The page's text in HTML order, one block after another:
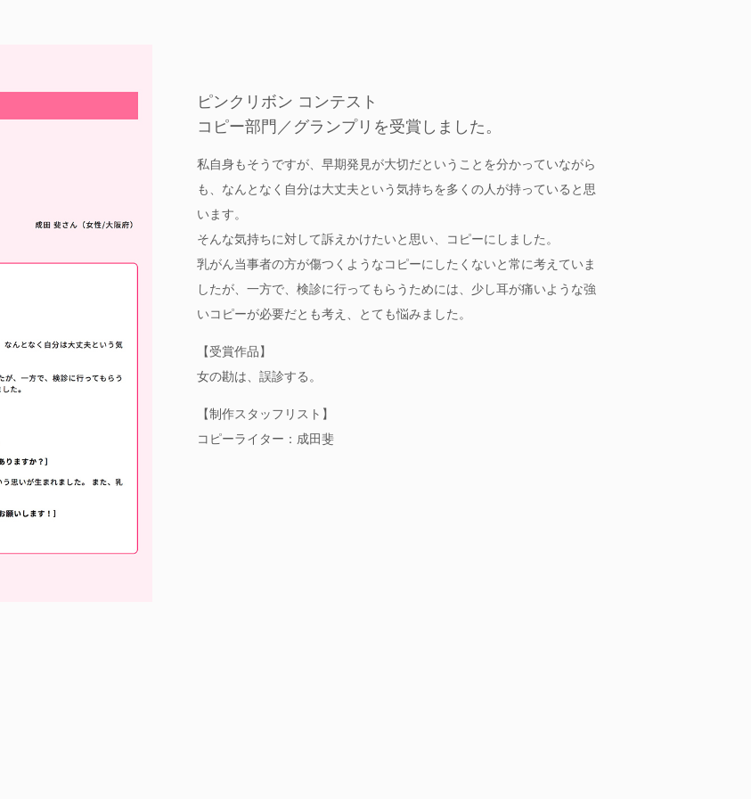
ピンクリボン コンテスト
コピー部門／グランプリを受賞しました。
私自身もそうですが、早期発見が大切だということを分かっていながら
も、なんとなく自分は大丈夫という気持ちを多くの人が持っていると思
います。
そんな気持ちに対して訴えかけたいと思い、コピーにしました。
乳がん当事者の方が傷つくようなコピーにしたくないと常に考えていま
したが、一方で、検診に行ってもらうためには、少し耳が痛いような強
いコピーが必要だとも考え、とても悩みました。
【受賞作品】
女の勘は、誤診する。
【制作スタッフリスト】
コピーライター：成田斐